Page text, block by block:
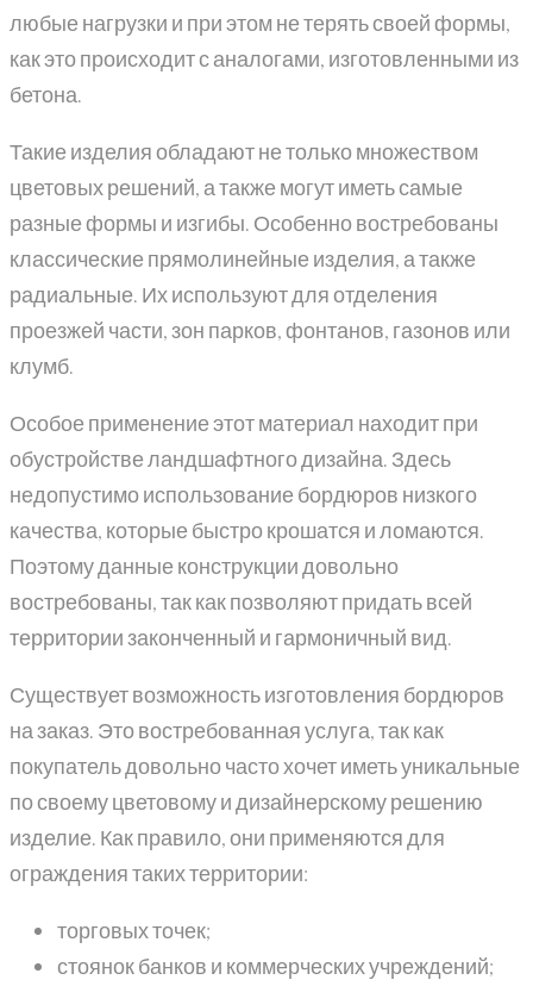
любые нагрузки и при этом не терять своей формы,
как это происходит с аналогами, изготовленными из
бетона.
Такие изделия обладают не только множеством
цветовых решений, а также могут иметь самые
разные формы и изгибы. Особенно востребованы
классические прямолинейные изделия, а также
радиальные. Их используют для отделения
проезжей части, зон парков, фонтанов, газонов или
клумб.
Особое применение этот материал находит при
обустройстве ландшафтного дизайна. Здесь
недопустимо использование бордюров низкого
качества, которые быстро крошатся и ломаются.
Поэтому данные конструкции довольно
востребованы, так как позволяют придать всей
территории законченный и гармоничный вид.
Существует возможность изготовления бордюров
на заказ. Это востребованная услуга, так как
покупатель довольно часто хочет иметь уникальные
по своему цветовому и дизайнерскому решению
изделие. Как правило, они применяются для
ограждения таких территории:
торговых точек;
стоянок банков и коммерческих учреждений;